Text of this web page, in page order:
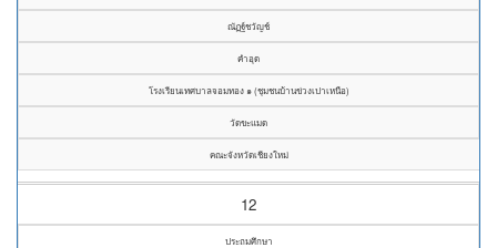
ณัฏฐ์ชวัญช์
คำอุด
โรงเรียนเทศบาลจอมทอง ๑ (ชุมชนบ้านข่วงเปาเหนือ)
วัดขะแมด
คณะจังหวัดเชียงใหม่
12
ประถมศึกษา